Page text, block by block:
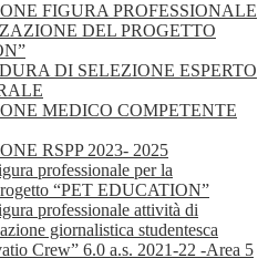
FIGURA PROFESSIONALE
DEL PROGETTO
DI SELEZIONE ESPERTO
MEDICO COMPETENTE
RSPP 2023- 2025
professionale per la
“PET EDUCATION”
professionale attività di
giornalistica studentesca
Crew” 6.0 a.s. 2021-22 -Area 5